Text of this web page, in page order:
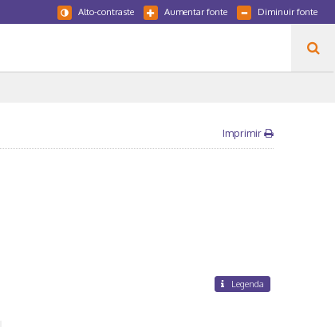
Diminuir fonte
Aumentar fonte
Alto-contraste
Imprimir
Legenda